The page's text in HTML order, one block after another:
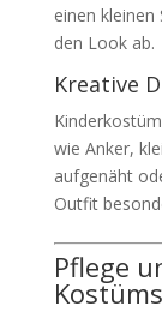
einen
den Look ab.
Kreative
wie Anker,
aufgenäht
Outfit
Pflege
Kostüms